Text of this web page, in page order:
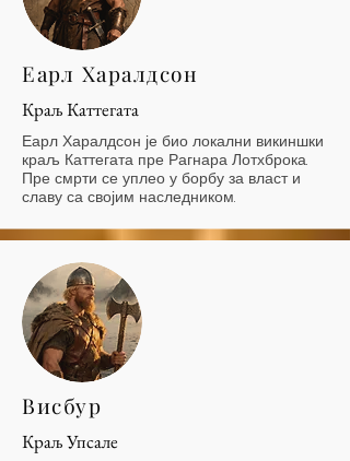
Еарл Харалдсон
Краљ Каттегата
Еарл Харалдсон је био локални викиншки
краљ Каттегата пре Рагнара Лотхброка.
Пре смрти се уплео у борбу за власт и
славу са својим наследником.
Висбур
Краљ Упсале